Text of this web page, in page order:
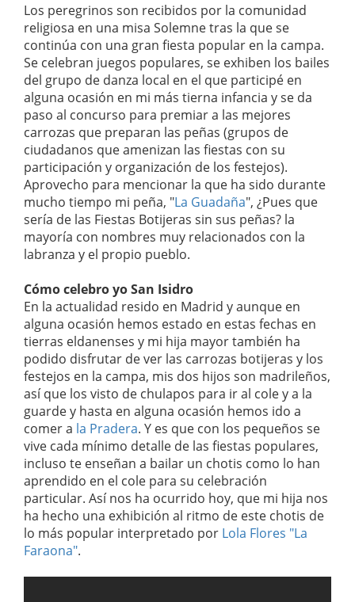
Los peregrinos son recibidos por la comunidad
religiosa en una misa Solemne tras la que se
continúa con una gran fiesta popular en la campa.
Se celebran juegos populares, se exhiben los bailes
del grupo de danza local en el que participé en
alguna ocasión en mi más tierna infancia y se da
paso al concurso para premiar a las mejores
carrozas que preparan las peñas (grupos de
ciudadanos que amenizan las fiestas con su
participación y organización de los festejos).
Aprovecho para mencionar la que ha sido durante
mucho tiempo mi peña, "La Guadaña", ¿Pues que
sería de las Fiestas Botijeras sin sus peñas? la
mayoría con nombres muy relacionados con la
labranza y el propio pueblo.
Cómo celebro yo San Isidro
En la actualidad resido en Madrid y aunque en
alguna ocasión hemos estado en estas fechas en
tierras eldanenses y mi hija mayor también ha
podido disfrutar de ver las carrozas botijeras y los
festejos en la campa, mis dos hijos son madrileños,
así que los visto de chulapos para ir al cole y a la
guarde y hasta en alguna ocasión hemos ido a
comer a la Pradera. Y es que con los pequeños se
vive cada mínimo detalle de las fiestas populares,
incluso te enseñan a bailar un chotis como lo han
aprendido en el cole para su celebración
particular. Así nos ha ocurrido hoy, que mi hija nos
ha hecho una exhibición al ritmo de este chotis de
lo más popular interpretado por Lola Flores "La
Faraona".